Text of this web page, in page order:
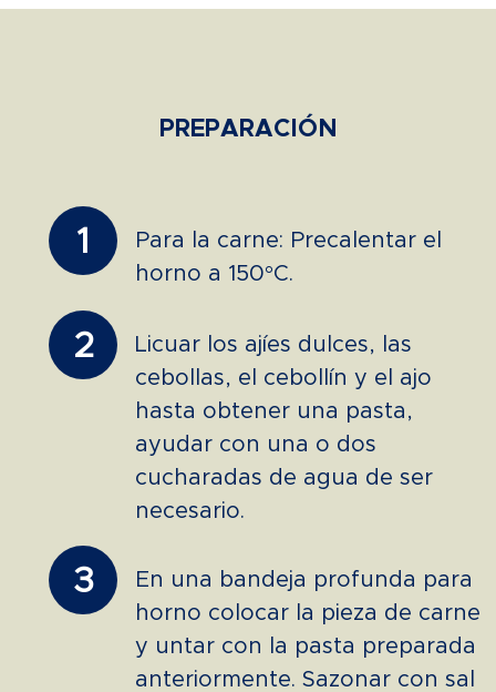
PREPARACIÓN
1
Para la carne: Precalentar el
horno a 150°C.
2
Licuar los ajíes dulces, las
cebollas, el cebollín y el ajo
hasta obtener una pasta,
ayudar con una o dos
cucharadas de agua de ser
necesario.
3
En una bandeja profunda para
horno colocar la pieza de carne
y untar con la pasta preparada
anteriormente. Sazonar con sal